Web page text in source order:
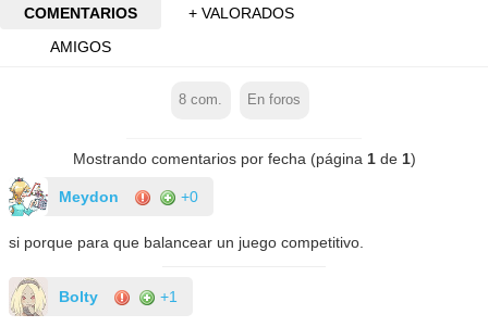
COMENTARIOS
+ VALORADOS
AMIGOS
8 com. En foros
Mostrando comentarios por fecha (página 1de 1)
Meydon +0
si porque para que balancear un juego competitivo.
Bolty +1